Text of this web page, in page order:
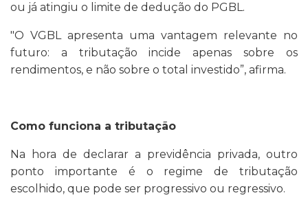
ou já atingiu o limite de dedução do PGBL.
"O VGBL apresenta uma vantagem relevante no
futuro: a tributação incide apenas sobre os
rendimentos, e não sobre o total investido”, afirma.
Como funciona a tributação
Na hora de declarar a previdência privada, outro
ponto importante é o regime de tributação
escolhido, que pode ser progressivo ou regressivo.